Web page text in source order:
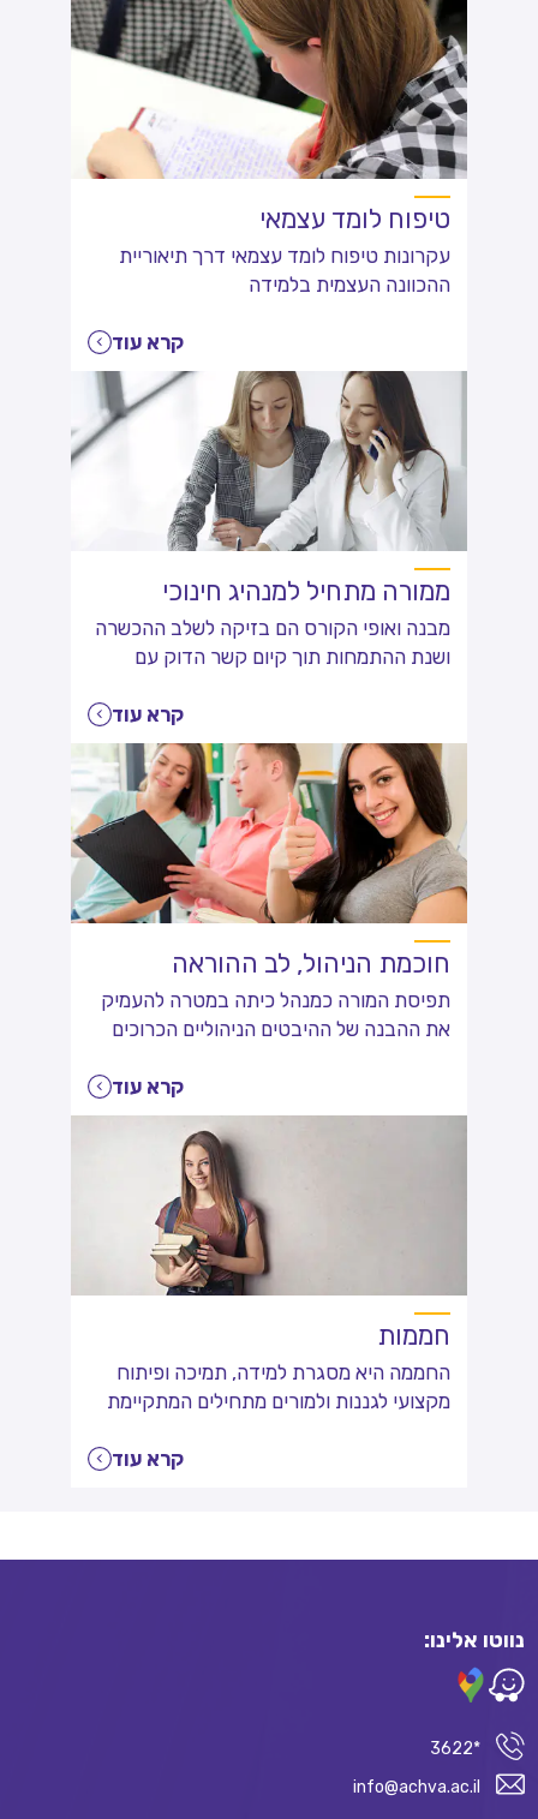
טיפוח לומד עצמאי
עקרונות טיפוח לומד עצמאי דרך תיאוריית
ההכוונה העצמית בלמידה
קרא עוד
ממורה מתחיל למנהיג חינוכי
מבנה ואופי הקורס הם בזיקה לשלב ההכשרה
ושנת ההתמחות תוך קיום קשר הדוק עם
קרא עוד
חוכמת הניהול, לב ההוראה
תפיסת המורה כמנהל כיתה במטרה להעמיק
את ההבנה של ההיבטים הניהוליים הכרוכים
קרא עוד
חממות
החממה היא מסגרת למידה, תמיכה ופיתוח
מקצועי לגננות ולמורים מתחילים המתקיימת
קרא עוד
נווטו אלינו:
*3622
info@achva.ac.il